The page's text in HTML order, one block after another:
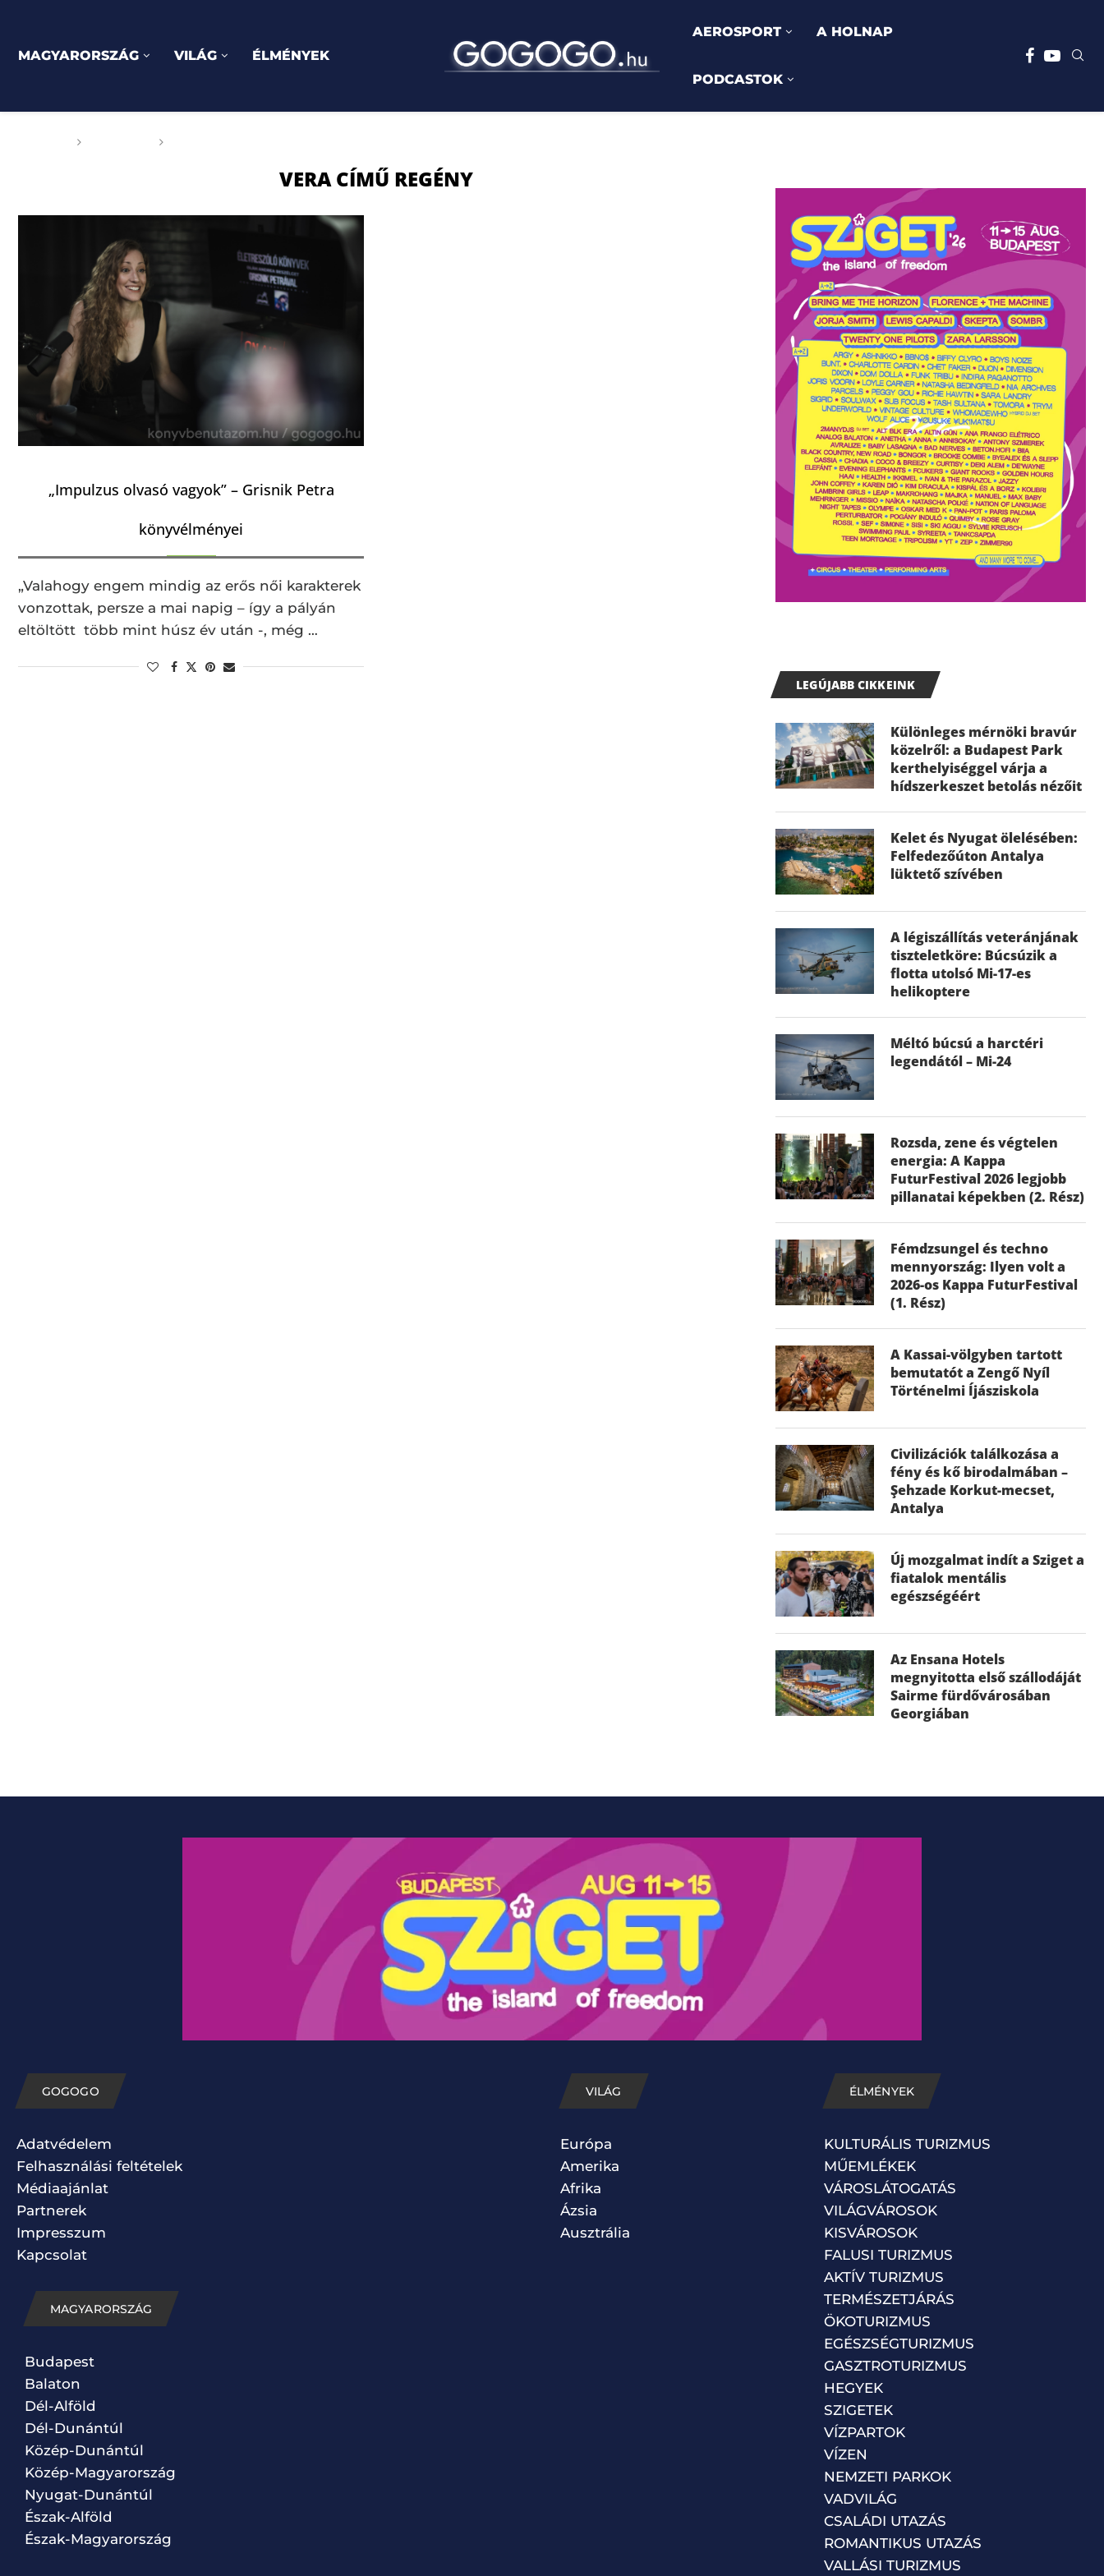
MAGYARORSZÁG VILÁG ÉLMÉNYEK
AEROSPORT A HOLNAP
PODCASTOK
VERA CÍMŰ REGÉNY
„Impulzus olvasó vagyok” – Grisnik Petra
könyvélményei
„Valahogy engem mindig az erős női karakterek
vonzottak, persze a mai napig – így a pályán
eltöltött több mint húsz év után -, még …
LEGÚJABB CIKKEINK
Különleges mérnöki bravúr
közelről: a Budapest Park
kerthelyiséggel várja a
hídszerkeszet betolás nézőit
Kelet és Nyugat ölelésében:
Felfedezőúton Antalya
lüktető szívében
A légiszállítás veteránjának
tiszteletköre: Búcsúzik a
flotta utolsó Mi-17-es
helikoptere
Méltó búcsú a harctéri
legendától – Mi-24
Rozsda, zene és végtelen
energia: A Kappa
FuturFestival 2026 legjobb
pillanatai képekben (2. Rész)
Fémdzsungel és techno
mennyország: Ilyen volt a
2026-os Kappa FuturFestival
(1. Rész)
A Kassai-völgyben tartott
bemutatót a Zengő Nyíl
Történelmi Íjásziskola
Civilizációk találkozása a
fény és kő birodalmában –
Şehzade Korkut-mecset,
Antalya
Új mozgalmat indít a Sziget a
fiatalok mentális
egészségéért
Az Ensana Hotels
megnyitotta első szállodáját
Sairme fürdővárosában
Georgiában
GOGOGO
Adatvédelem
Felhasználási feltételek
Médiaajánlat
Partnerek
Impresszum
Kapcsolat
MAGYARORSZÁG
Budapest
Balaton
Dél-Alföld
Dél-Dunántúl
Közép-Dunántúl
Közép-Magyarország
Nyugat-Dunántúl
Észak-Alföld
Észak-Magyarország
VILÁG
Európa
Amerika
Afrika
Ázsia
Ausztrália
ÉLMÉNYEK
KULTURÁLIS TURIZMUS
MŰEMLÉKEK
VÁROSLÁTOGATÁS
VILÁGVÁROSOK
KISVÁROSOK
FALUSI TURIZMUS
AKTÍV TURIZMUS
TERMÉSZETJÁRÁS
ÖKOTURIZMUS
EGÉSZSÉGTURIZMUS
GASZTROTURIZMUS
HEGYEK
SZIGETEK
VÍZPARTOK
VÍZEN
NEMZETI PARKOK
VADVILÁG
CSALÁDI UTAZÁS
ROMANTIKUS UTAZÁS
VALLÁSI TURIZMUS